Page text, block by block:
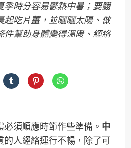
季時分容易鬱熱中暑；要翻
起吃片薑，並曬曬太陽、做
件幫助身體變得溫暖、經絡
須順應時節作些準備。 中
的人經絡運行不暢，除了可